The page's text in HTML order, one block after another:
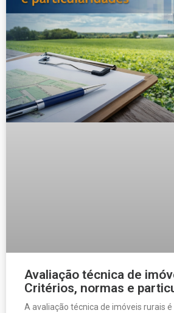
Avaliação técnica de
Critérios, normas e
A avaliação técnica de imóveis rurais